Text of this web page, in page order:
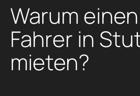
Warum
Fahrer in
mieten?